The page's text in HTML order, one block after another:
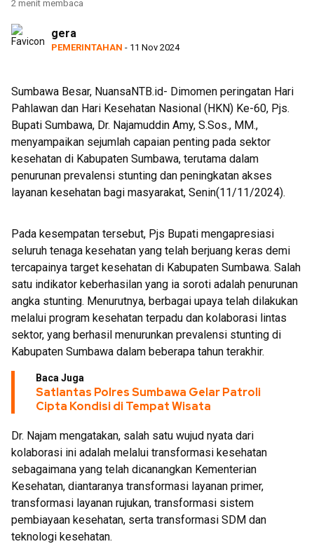
2 menit membaca
gera
PEMERINTAHAN - 11 Nov 2024
Sumbawa Besar, NuansaNTB.id- Dimomen peringatan Hari
Pahlawan dan Hari Kesehatan Nasional (HKN) Ke-60, Pjs.
Bupati Sumbawa, Dr. Najamuddin Amy, S.Sos., MM.,
menyampaikan sejumlah capaian penting pada sektor
kesehatan di Kabupaten Sumbawa, terutama dalam
penurunan prevalensi stunting dan peningkatan akses
layanan kesehatan bagi masyarakat, Senin(11/11/2024).
Pada kesempatan tersebut, Pjs Bupati mengapresiasi
seluruh tenaga kesehatan yang telah berjuang keras demi
tercapainya target kesehatan di Kabupaten Sumbawa. Salah
satu indikator keberhasilan yang ia soroti adalah penurunan
angka stunting. Menurutnya, berbagai upaya telah dilakukan
melalui program kesehatan terpadu dan kolaborasi lintas
sektor, yang berhasil menurunkan prevalensi stunting di
Kabupaten Sumbawa dalam beberapa tahun terakhir.
Baca Juga
Satlantas Polres Sumbawa Gelar Patroli
Cipta Kondisi di Tempat Wisata
Dr. Najam mengatakan, salah satu wujud nyata dari
kolaborasi ini adalah melalui transformasi kesehatan
sebagaimana yang telah dicanangkan Kementerian
Kesehatan, diantaranya transformasi layanan primer,
transformasi layanan rujukan, transformasi sistem
pembiayaan kesehatan, serta transformasi SDM dan
teknologi kesehatan.